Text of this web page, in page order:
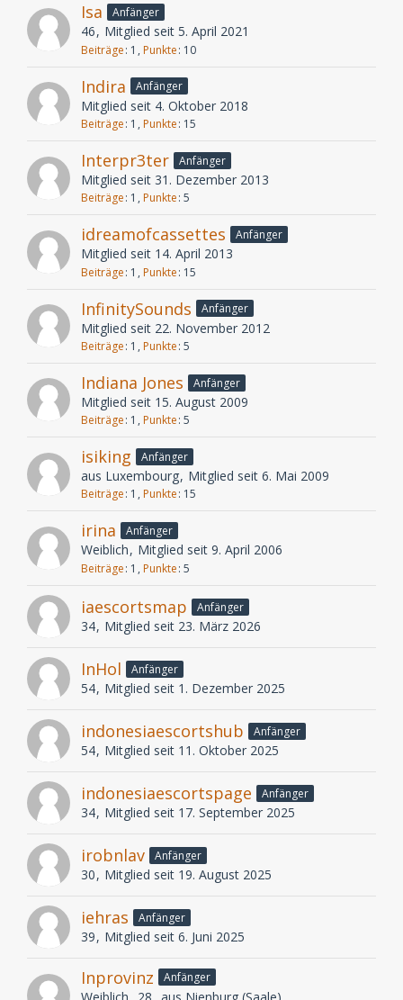
Isa Anfänger
46 Mitglied seit 5. April 2021
Beiträge 1 Punkte 10
Indira Anfänger
Mitglied seit 4. Oktober 2018
Beiträge 1 Punkte 15
Interpr3ter Anfänger
Mitglied seit 31. Dezember 2013
Beiträge 1 Punkte 5
idreamofcassettes Anfänger
Mitglied seit 14. April 2013
Beiträge 1 Punkte 15
InfinitySounds Anfänger
Mitglied seit 22. November 2012
Beiträge 1 Punkte 5
Indiana Jones Anfänger
Mitglied seit 15. August 2009
Beiträge 1 Punkte 5
isiking Anfänger
aus Luxembourg Mitglied seit 6. Mai 2009
Beiträge 1 Punkte 15
irina Anfänger
Weiblich Mitglied seit 9. April 2006
Beiträge 1 Punkte 5
iaescortsmap Anfänger
34 Mitglied seit 23. März 2026
InHol Anfänger
54 Mitglied seit 1. Dezember 2025
indonesiaescortshub Anfänger
54 Mitglied seit 11. Oktober 2025
indonesiaescortspage Anfänger
34 Mitglied seit 17. September 2025
irobnlav Anfänger
30 Mitglied seit 19. August 2025
iehras Anfänger
39 Mitglied seit 6. Juni 2025
Inprovinz Anfänger
Weiblich 28 aus Nienburg (Saale)